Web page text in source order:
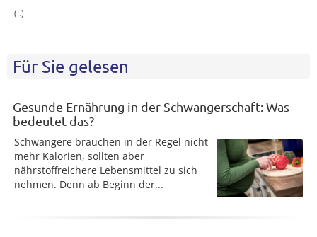
(..)
Für Sie gelesen
Gesunde Ernährung in der Schwangerschaft: Was
bedeutet das?
Schwangere brauchen in der Regel nicht
mehr Kalorien, sollten aber
nährstoffreichere Lebensmittel zu sich
nehmen. Denn ab Beginn der...